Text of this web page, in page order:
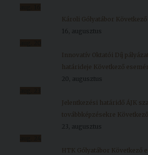
Károli Gólyatábor
16, augusztus
Innovatív Oktatói Díj
határideje Következő
20, augusztus
Jelentkezési határidő ÁJK
továbbképzésekre
23, augusztus
HTK Gólyatábor Következő